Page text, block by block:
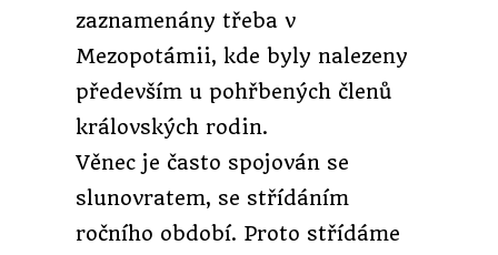
zaznamenány třeba v
Mezopotámii, kde byly nalezeny
především u pohřbených členů
královských rodin.
Věnec je často spojován se
slunovratem, se střídáním
ročního období. Proto střídáme